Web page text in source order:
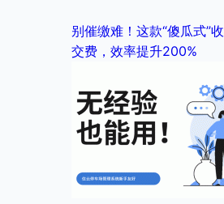
别催缴难！这款“傻瓜式”
交费，效率提升200%